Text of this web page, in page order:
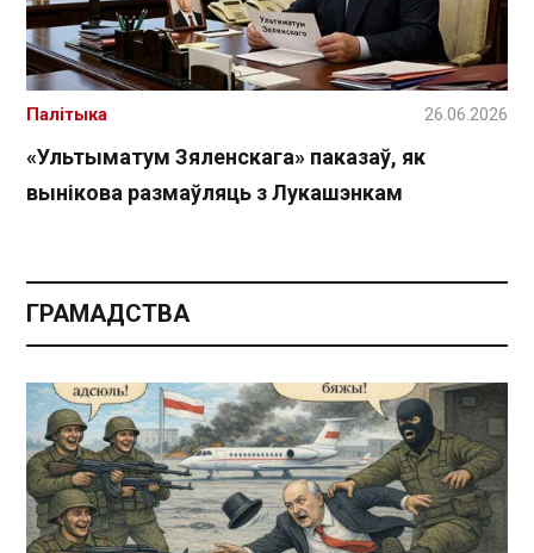
«Ультыматум Зяленскага» паказаў, як
вынікова размаўляць з Лукашэнкам
Палітыка 26.06.2026
ГРАМАДСТВА